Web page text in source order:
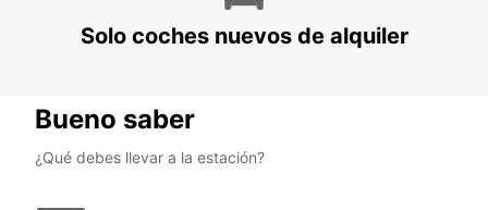
Solo coches nuevos de alquiler
Bueno saber
¿Qué debes llevar a la estación?